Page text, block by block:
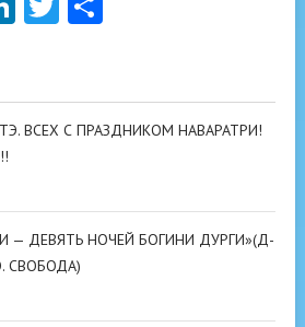
ВСЕХ С ПРАЗДНИКОМ НАВАРАТРИ!
— ДЕВЯТЬ НОЧЕЙ БОГИНИ ДУРГИ»(Д-
СВОБОДА)